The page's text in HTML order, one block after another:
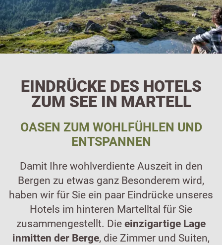
EINDRÜCKE DES HOTELS
ZUM SEE IN MARTELL
OASEN ZUM WOHLFÜHLEN UND
ENTSPANNEN
Damit Ihre wohlverdiente Auszeit in den
Bergen zu etwas ganz Besonderem wird,
haben wir für Sie ein paar Eindrücke unseres
Hotels im hinteren Martelltal für Sie
zusammengestellt. Die einzigartige Lage
inmitten der Berge, die Zimmer und Suiten,